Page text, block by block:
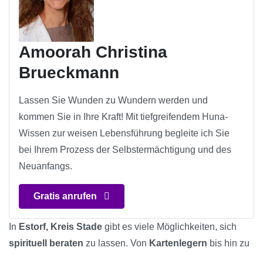
Amoorah Christina
Brueckmann
Lassen Sie Wunden zu Wundern werden und
kommen Sie in Ihre Kraft! Mit tiefgreifendem Huna-
Wissen zur weisen Lebensführung begleite ich Sie
bei Ihrem Prozess der Selbstermächtigung und des
Neuanfangs.
Gratis anrufen
In Estorf, Kreis Stade gibt es viele Möglichkeiten, sich
spirituell beraten zu lassen. Von Kartenlegern bis hin zu